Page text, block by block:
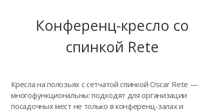
Конференц-кресло сo
спинкой Rete
Кресла на полозьях с сетчатой спинкой Oscar Rete —
многофункциональны: подходят для организации
посадочных мест не только в конференц-залах и